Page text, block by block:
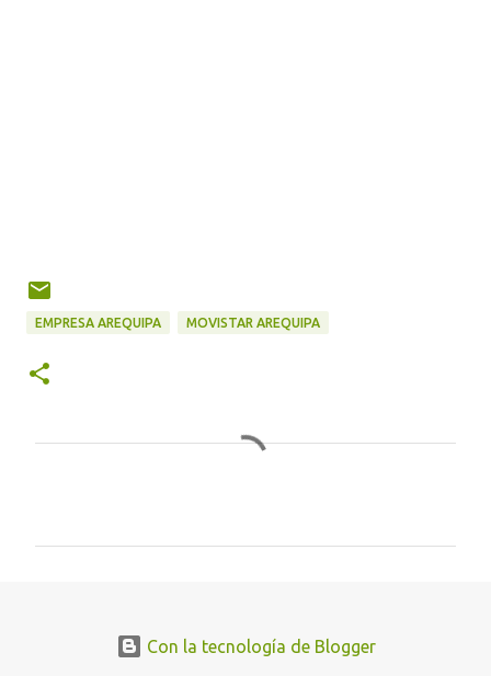
EMPRESA AREQUIPA MOVISTAR AREQUIPA
Con la tecnología de Blogger